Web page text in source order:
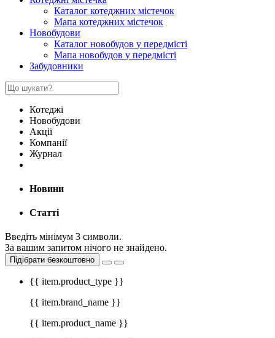
Каталог котеджних містечок
Мапа котеджних містечок
Новобудови
Каталог новобудов у передмісті
Мапа новобудов у передмісті
Забудовники
Котеджі
Новобудови
Акції
Компанії
Журнал
Новини
Статті
Введіть мінімум 3 символи.
За вашим запитом нічого не знайдено.
Підібрати безкоштовно
{{ item.product_type }}
{{ item.brand_name }}
{{ item.product_name }}